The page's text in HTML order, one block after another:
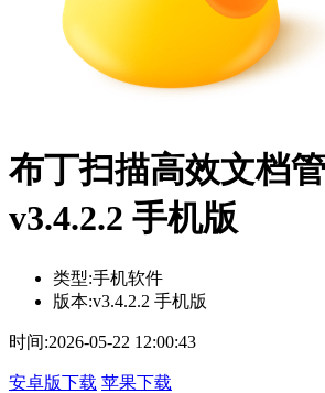
布丁扫描高效文档
v3.4.2.2 手机版
类型:手机软件
版本:v3.4.2.2 手机版
时间:2026-05-22 12:00:43
安卓版下载 苹果下载